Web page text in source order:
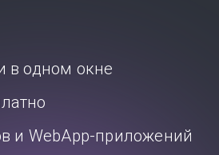
в одном окне
и WebApp-приложений